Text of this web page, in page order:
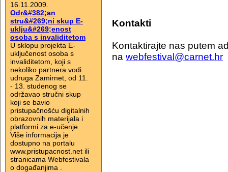
16.11.2009.
Odr&#382;an
stru&#269;ni skup E-
uklju&#269;enost
osoba s invaliditetom
U sklopu projekta E-
uključenost osoba s
invaliditetom, koji s
nekoliko partnera vodi
udruga Zamirnet, od 11.
- 13. studenog se
održavao stručni skup
koji se bavio
pristupačnošću digitalnih
obrazovnih materijala i
platformi za e-učenje.
Više informacija je
dostupno na portalu
www.pristupacnost.net ili
stranicama Webfestivala
o događanjima .
Kontakti
Kontaktirajte nas putem
na webfestival@carnet.hr